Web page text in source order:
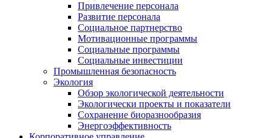
Привлечение персонала
Развитие персонала
Социальное партнерство
Мотивационные программы
Социальные программы
Социальные инвестиции
Промышленная безопасность
Экология
Обзор экологической деятельности
Экологически проекты и показатели
Сохранение биоразнообразия
Энергоэффективность